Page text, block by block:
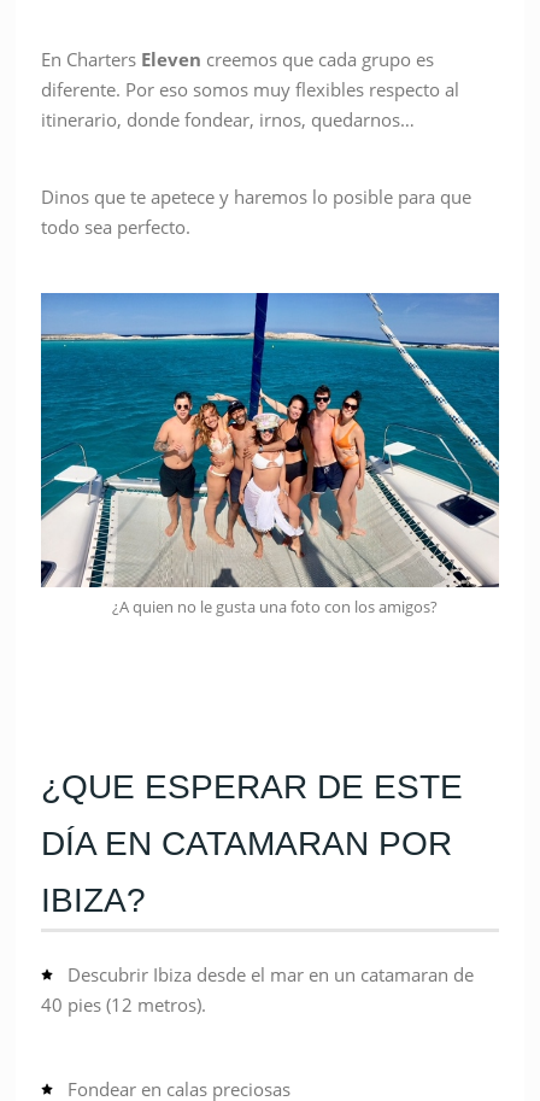
En Charters Eleven creemos que cada grupo es
diferente. Por eso somos muy flexibles respecto al
itinerario, donde fondear, irnos, quedarnos…
Dinos que te apetece y haremos lo posible para que
todo sea perfecto.
¿A quien no le gusta una foto con los amigos?
¿QUE ESPERAR DE ESTE
DÍA EN CATAMARAN POR
IBIZA?
Descubrir Ibiza desde el mar en un catamaran de
40 pies (12 metros).
Fondear en calas preciosas